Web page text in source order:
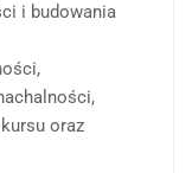
i budowania
oraz